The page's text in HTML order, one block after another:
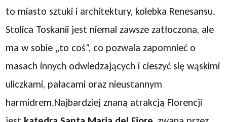
to miasto sztuki i architektury, kolebka Renesansu.
Stolica Toskanii jest niemal zawsze zatłoczona, ale
ma w sobie „to coś”, co pozwala zapomnieć o
masach innych odwiedzających i cieszyć się wąskimi
uliczkami, pałacami oraz nieustannym
harmidrem.Najbardziej znaną atrakcją Florencji